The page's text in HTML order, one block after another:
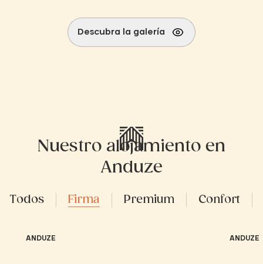
Descubra la galería
Nuestro alojamiento en
Anduze
Todos Firma Premium Confort
ANDUZE ANDUZE